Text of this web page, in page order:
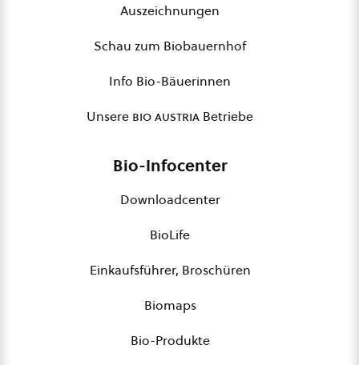
Auszeichnungen
Schau zum Biobauernhof
Info Bio-Bäuerinnen
Unsere bio austria Betriebe
Bio-Infocenter
Downloadcenter
BioLife
Einkaufsführer, Broschüren
Biomaps
Bio-Produkte